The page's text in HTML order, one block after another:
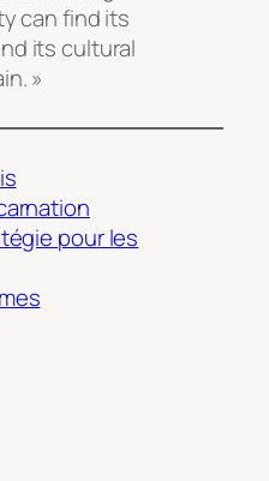
can find its
its cultural
»
pour les